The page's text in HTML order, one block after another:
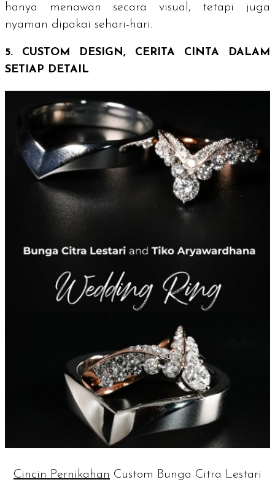
hanya menawan secara visual, tetapi juga
nyaman dipakai sehari-hari.
5. CUSTOM DESIGN, CERITA CINTA DALAM
SETIAP DETAIL
Cincin Pernikahan Custom Bunga Citra Lestari